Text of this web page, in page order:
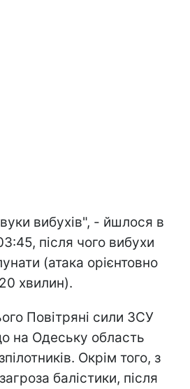
вибухів", - йшлося в
після чого вибухи
(атака орієнтовно
хвилин).
Повітряні сили ЗСУ
на Одеську область
Окрім того, з
балістики, після